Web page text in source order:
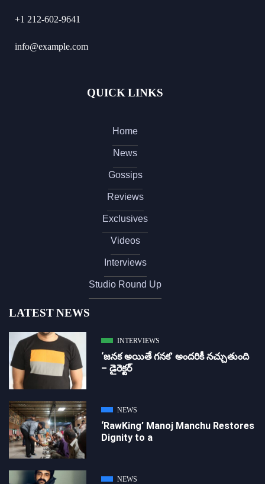
+1 212-602-9641
info@example.com
QUICK LINKS
Home
News
Gossips
Reviews
Exclusives
Videos
Interviews
Studio Round Up
LATEST NEWS
INTERVIEWS
‘జ‌న‌క అయితే గ‌న‌క‌’ అందరికీ నచ్చుతుంది
– డైరెక్ట‌ర్
NEWS
‘RawKing’ Manoj Manchu Restores
Dignity to a
NEWS